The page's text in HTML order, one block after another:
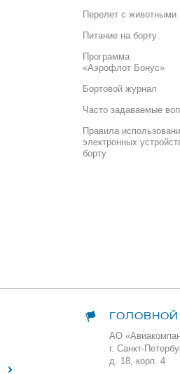
Перелет с животными
Питание на борту
Программа
«Аэрофлот Бонус»
Бортовой журнал
Часто задаваемые
Правила
электронных
борту
АО
г. Санкт-
д. 18, корп. 4